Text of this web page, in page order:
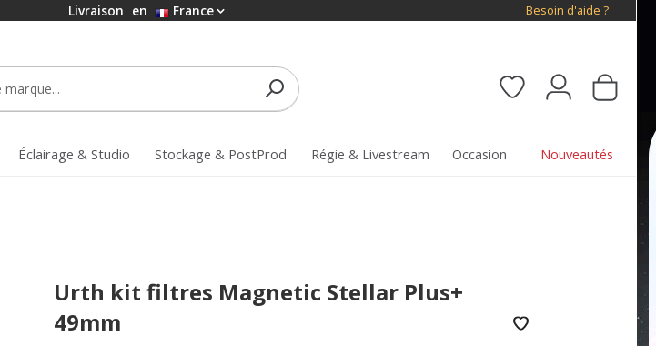
Livraison en France Besoin d'aide ?
Éclairage & Studio Stockage & PostProd Régie & Livestream Occasion Nouveautés
Urth kit filtres Magnetic Stellar Plus+
49mm